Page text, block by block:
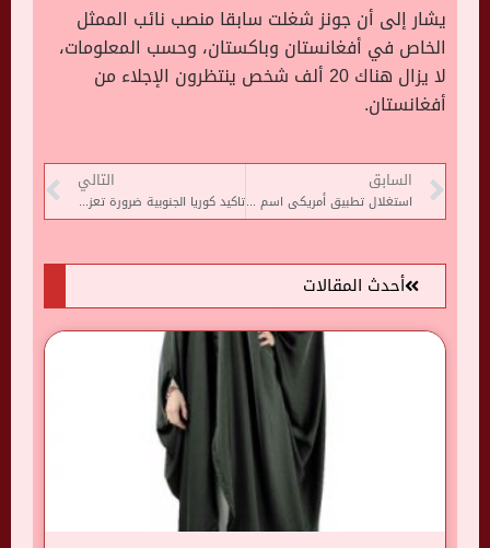
يشار إلى أن جونز شغلت سابقا منصب نائب الممثل
الخاص في أفغانستان وباكستان، وحسب المعلومات،
لا يزال هناك 20 ألف شخص ينتظرون الإجلاء من
أفغانستان.
السابق
استغلال تطبيق أمريكى اسم ترامب للنصب على المستخدمين
التالي
تاكيد كوريا الجنوبية ضرورة تعزيز التعاون الدولى لمنع انتشار الإرهاب بأفغانستان
أحدث المقالات